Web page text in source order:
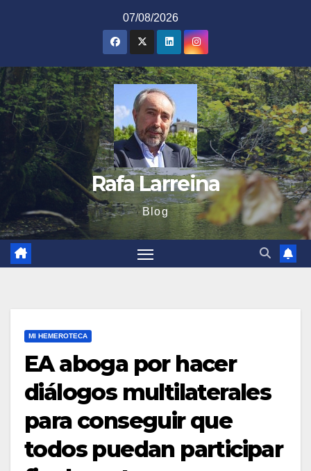
07/08/2026
Rafa Larreina
Blog
MI HEMEROTECA
EA aboga por hacer
diálogos multilaterales
para conseguir que
todos puedan participar